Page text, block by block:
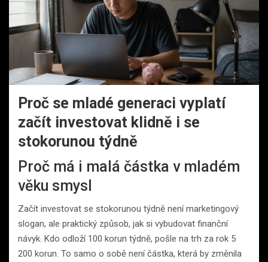
Proč se mladé generaci vyplatí
začít investovat klidně i se
stokorunou týdně
Proč má i malá částka v mladém
věku smysl
Začít investovat se stokorunou týdně není marketingový
slogan, ale praktický způsob, jak si vybudovat finanční
návyk. Kdo odloží 100 korun týdně, pošle na trh za rok 5
200 korun. To samo o sobě není částka, která by změnila